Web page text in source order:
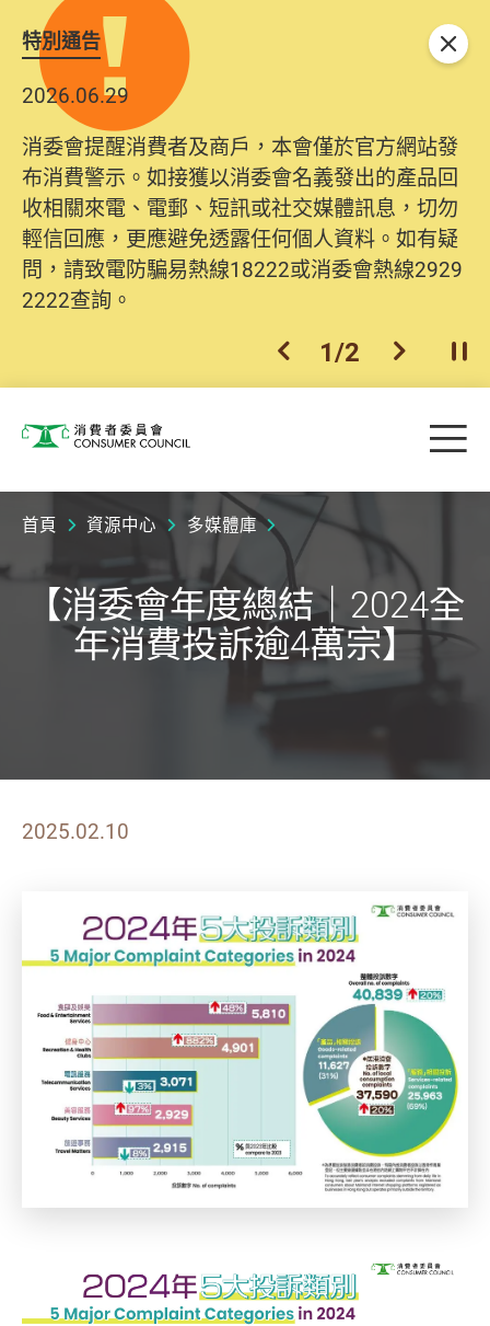
特別通告
2026.06.29
消委會提醒消費者及商戶，本會僅於官方網站發
布消費警示。如接獲以消委會名義發出的產品回
收相關來電、電郵、短訊或社交媒體訊息，切勿
輕信回應，更應避免透露任何個人資料。如有疑
問，請致電防騙易熱線18222或消委會熱線2929
2222查詢。
上一個
1/2 下一個開
關閉
消費者委員會 目
首頁 資源中心 多媒體庫
【消委會年度總結｜2024全
年消費投訴逾4萬宗】
2025.02.10